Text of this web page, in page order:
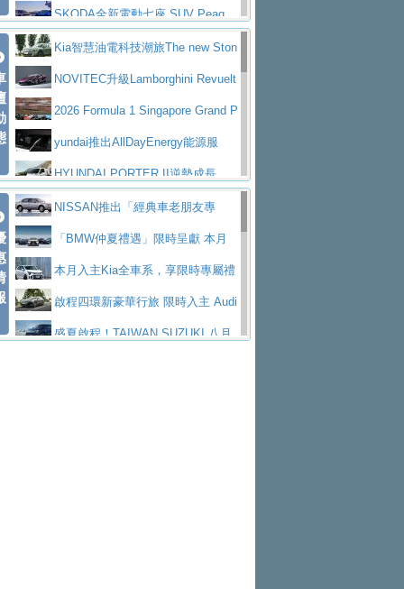
美國與瑞士需求成關鍵推手
The all-new T-Roc 魅力 自成焦點
Maserati GT2 Stradale「Tribute to
MC12」全球首度亮相
迎接 RANGE ROVER 品牌家族第
五位成員 全新 RANGE ROVER GT 預告登
場
造型華麗時尚、科技座艙再進化，P
eugeot 208小改款發表上市94.8萬起
裝更銳利的造型、更先進的資訊娛樂系統及
更高效的動力
SKODA全新電動七座 SUV Peaq
問世，擁有品牌史上最寬敞且豪華的座艙
AUDI推出首款高性能油電超跑Nuvo
lari，0到100公里加速2.6秒、極速350公里
／小時
百年三叉戟傳奇再啟程 Maserati 重
返 1000 Miglia 傳承競速榮耀
法拉利首款純電跑車Luce亮相，最
大馬力超過1000匹並具備530公里最大續航
里程
小車大空間、座艙科技更先進，SK
ODA發表全新純電跨界休旅Eipq祭平民化車
價89萬起
賓士AMG.EA專屬平台首作，Merc
edes-AMG 全新GT 4-Door Coupe全球首發
福斯推出首款GTI純電性能掀背ID.
Polo GTI，擁有226匹馬力和零百加速 6.8
秒的實力
Jaguar 公布四門 GT車款正式車名
為JAGUAR TYPE 01
終於跟上進度，LEXUS發表首款三
排六座純電旗艦休旅 TZ
有錢也買不到的Golf R！福斯打造
全新Golf R 24h賽車將挑戰紐柏林24小時耐
SKODA公布全新小型純電跨界休旅
Kia智慧油電科技潮旅The new Ston
ic 1-7月累計銷量創歷史新高
NOVITEC升級Lamborghini Revuelt
o 綜效輸出增至1,048匹
2026 Formula 1 Singapore Grand P
rix 新加坡大獎賽 Audi 極速之旅開放報名
yundai推出AllDayEnergy能源服
務 讓電動車化身行動儲能系統
HYUNDAI PORTER II逆勢成長，
勇奪中型貨車銷售冠軍
父親節霸氣獻禮！PGO 威力125 最
低入手價 $60,900 起 省油ｘ安全ｘ大空間
陪爸爸輕鬆
福斯商旅挺頭家 推出「德系質感 精
算圓夢」專案和運租車榮獲國家品牌玉山獎 以智
慧移動與綠能創新
Volvo Trucks 承諾成為高科技供應
鏈的可靠夥伴XFORCE攜手臺南祀典大天后宮 試
NISSAN推出「經典車老朋友專
案」 以匠人精神煥新珍品座駕
「BMW仲夏禮遇」限時呈獻 本月
入主即享尊榮豪華五星假期 多元優購方案
同步實施
本月入主Kia全車系，享限時專屬禮
遇 啟程四環新豪華行旅 限時入主 Audi
A6 旗艦陣容 低月付5,888元起及3 年乙式險
盛夏啟程！TAIWAN SUZUKI 八月